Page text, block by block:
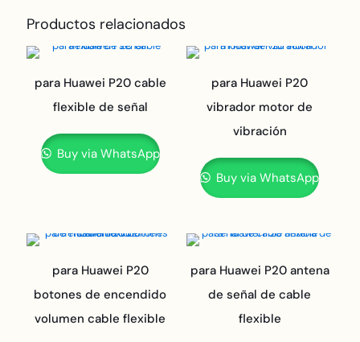
Productos relacionados
para Huawei P20 cable
flexible de señal
Buy via WhatsApp
para Huawei P20
vibrador motor de
vibración
Buy via WhatsApp
para Huawei P20
botones de encendido
volumen cable flexible
para Huawei P20 antena
de señal de cable
flexible